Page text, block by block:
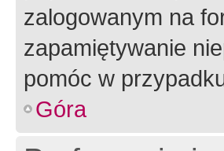
zalogowanym na
zapamiętywanie
pomóc w
Góra